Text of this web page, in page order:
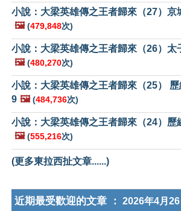
小說：大梁英雄傳之王者歸來（27）京
🖼️ (479,848次)
小說：大梁英雄傳之王者歸來（26）太
🖼️ (480,270次)
小說：大梁英雄傳之王者歸來（25） 歷
9 🖼️ (484,736次)
小說：大梁英雄傳之王者歸來（24）歷
🖼️ (555,216次)
(更多東拉西扯文章......)
近期最受歡迎的文章 ： 2026年4月26